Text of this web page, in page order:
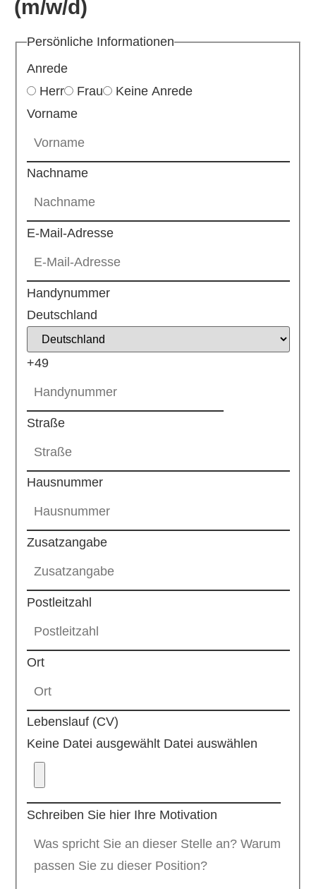
(m/w/d)
Persönliche Informationen
Anrede
Herr
Frau
Keine Anrede
Vorname
Nachname
E-Mail-Adresse
Handynummer
Deutschland
+49
Straße
Hausnummer
Zusatzangabe
Postleitzahl
Ort
Lebenslauf (CV)
Keine Datei ausgewählt Datei auswählen
Schreiben Sie hier Ihre Motivation